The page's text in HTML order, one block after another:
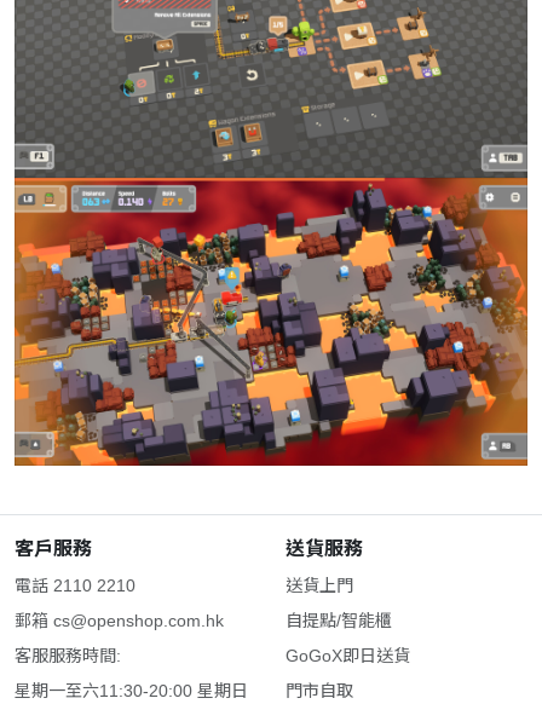
客戶服務
電話 2110 2210
郵箱 cs@openshop.com.hk
客服服務時間:
星期一至六11:30-20:00 星期日
送貨服務
送貨上門
自提點/智能櫃
GoGoX即日送貨
門市自取